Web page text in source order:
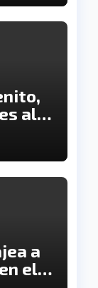
al
a
el